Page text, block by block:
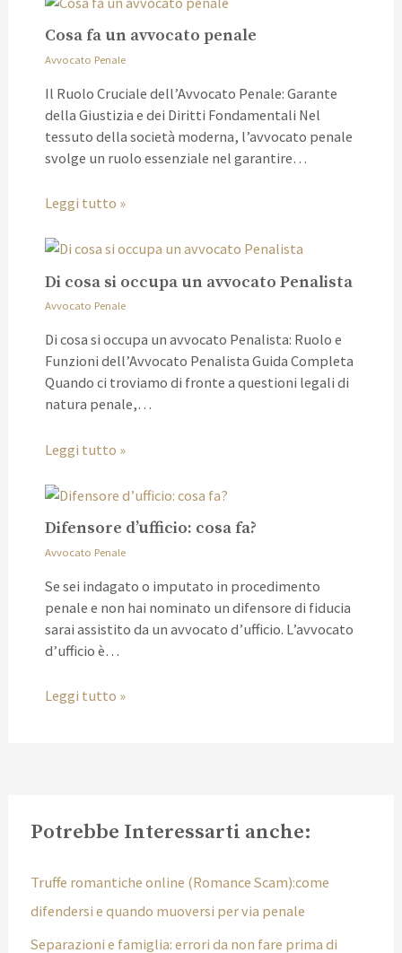
Cosa fa un avvocato penale
Avvocato Penale
Il Ruolo Cruciale dell’Avvocato Penale: Garante
della Giustizia e dei Diritti Fondamentali Nel
tessuto della società moderna, l’avvocato penale
svolge un ruolo essenziale nel garantire…
Leggi tutto »
Di cosa si occupa un avvocato Penalista
Avvocato Penale
Di cosa si occupa un avvocato Penalista: Ruolo e
Funzioni dell’Avvocato Penalista Guida Completa
Quando ci troviamo di fronte a questioni legali di
natura penale,…
Leggi tutto »
Difensore d’ufficio: cosa fa?
Avvocato Penale
Se sei indagato o imputato in procedimento
penale e non hai nominato un difensore di fiducia
sarai assistito da un avvocato d’ufficio. L’avvocato
d’ufficio è…
Leggi tutto »
Potrebbe Interessarti anche:
Truffe romantiche online (Romance Scam):come
difendersi e quando muoversi per via penale
Separazioni e famiglia: errori da non fare prima di